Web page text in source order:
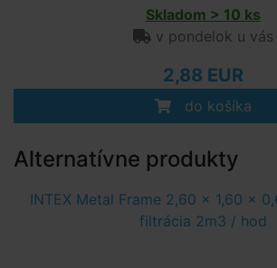
Skladom > 10 ks
v pondelok u vás
2,88 EUR
do košíka
Alternatívne produkty
INTEX Metal Frame 2,60 x 1,60 x
filtrácia 2m3 / hod